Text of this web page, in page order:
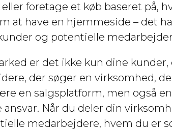
foretage et køb baseret på,
at have en hjemmeside – det
og potentielle
er det ikke kun dine
der søger en virksomhed,
en salgsplatform, men også
Når du deler din
medarbejdere, hvem du er